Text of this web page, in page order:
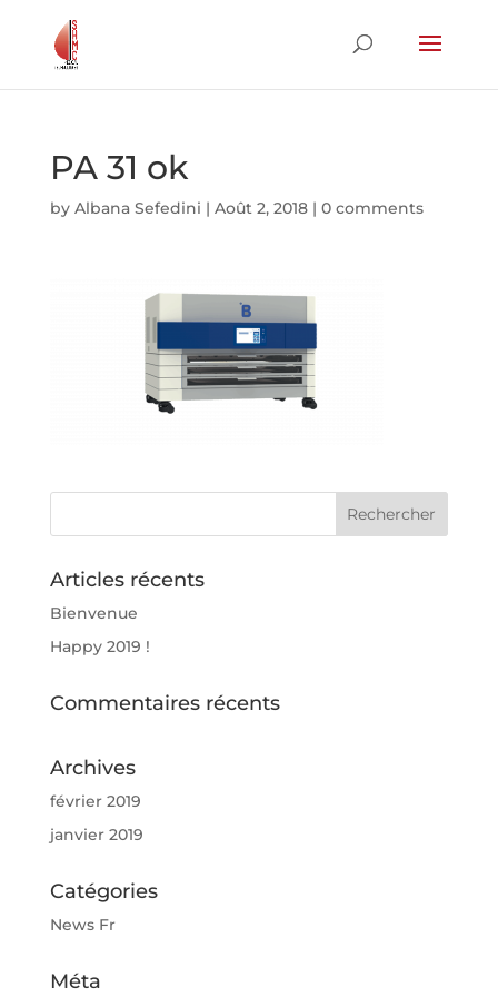
PA 31 ok
by Albana Sefedini | Août 2, 2018| 0 comments
Articles récents
Bienvenue
Happy 2019 !
Commentaires récents
Archives
février 2019
janvier 2019
Catégories
News Fr
Méta